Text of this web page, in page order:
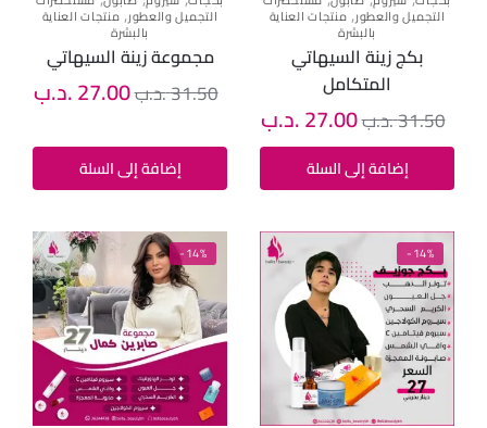
التجميل والعطور,منتجات العناية
بالبشرة
بكج زينة السيهاتي
المتكامل
31.50.د.ب27.00.د.ب
إضافة إلى السلة
التجميل والعطور,منتجات العناية
بالبشرة
مجموعة زينة السيهاتي
31.50.د.ب27.00.د.ب
إضافة إلى السلة
-14%
-14%